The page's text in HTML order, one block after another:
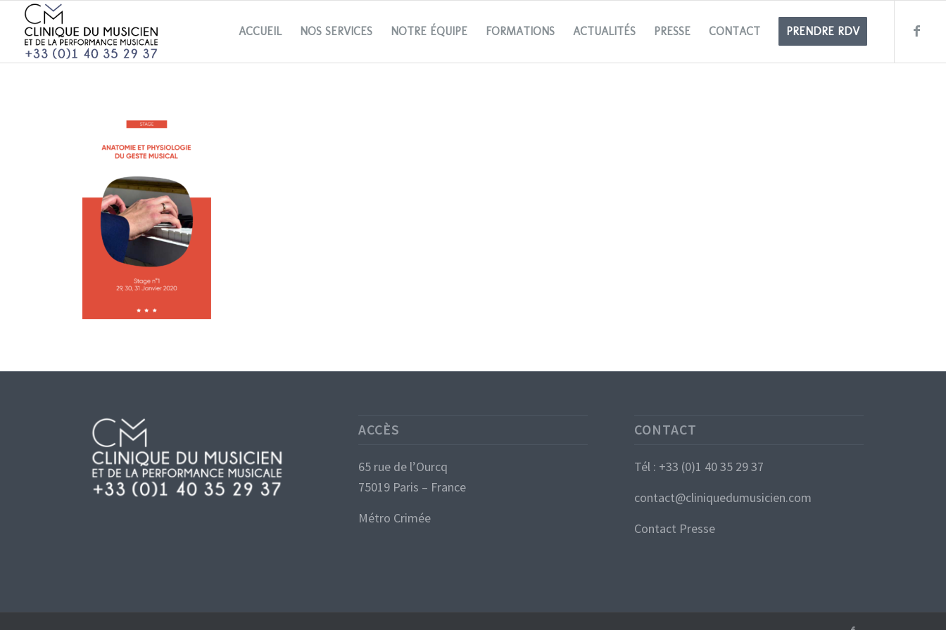
ACCUEIL NOS SERVICES NOTRE ÉQUIPE FORMATIONS ACTUALITÉS PRESSE CONTACT PRENDRE RDV
ACCÈS
65 rue de l’Ourcq
75019 Paris – France
Métro Crimée
CONTACT
Tél : +33 (0)1 40 35 29 37
contact@cliniquedumusicien.com
Contact Presse